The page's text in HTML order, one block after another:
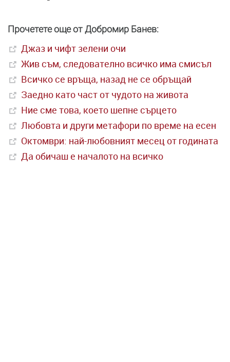
Прочетете още от Добромир Банев:
Джаз и чифт зелени очи
Жив съм, следователно всичко има смисъл
Всичко се връща, назад не се обръщай
Заедно като част от чудото на живота
Ние сме това, което шепне сърцето
Любовта и други метафори по време на есен
Октомври: най-любовният месец от годината
Да обичаш е началото на всичко